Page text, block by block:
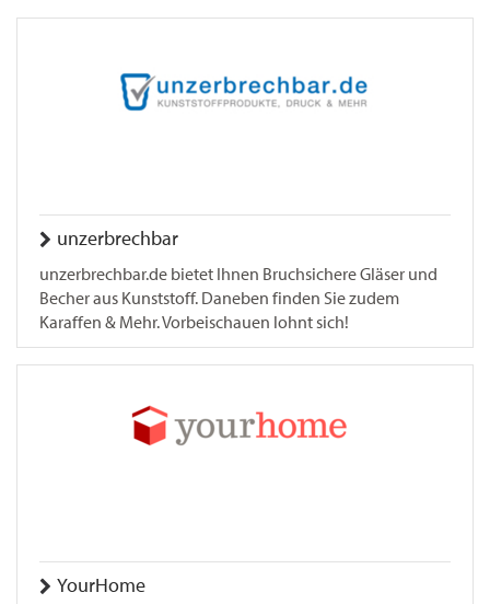
unzerbrechbar
unzerbrechbar.de bietet Ihnen Bruchsichere Gläser und
Becher aus Kunststoff. Daneben finden Sie zudem
Karaffen & Mehr. Vorbeischauen lohnt sich!
YourHome